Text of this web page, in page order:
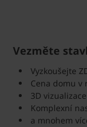
Vezměte
Vyzkoušejte
Cena domu v
3D vizualizace
Komplexní
a mnohem